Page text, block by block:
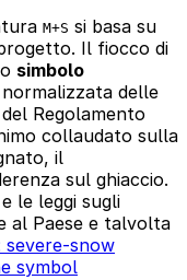
M+S si basa su
Il fiocco di
simbolo
delle
Regolamento
collaudato sulla
il
sul ghiaccio.
le leggi sugli
al Paese e talvolta
severe-snow
symbol